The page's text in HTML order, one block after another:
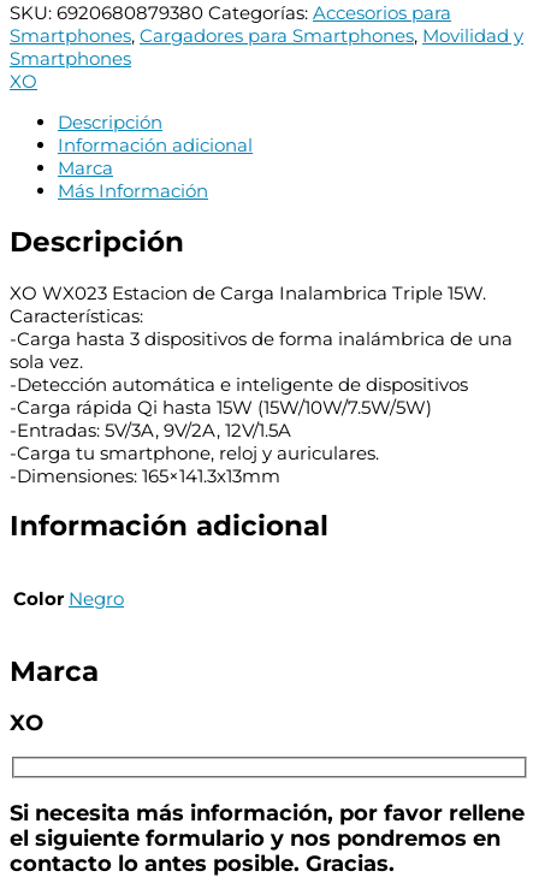
SKU: 6920680879380 Categorías: Accesorios para
Smartphones, Cargadores para Smartphones, Movilidad y
Smartphones
XO
Descripción
Información adicional
Marca
Más Información
Descripción
XO WX023 Estacion de Carga Inalambrica Triple 15W.
Características:
-Carga hasta 3 dispositivos de forma inalámbrica de una
sola vez.
-Detección automática e inteligente de dispositivos
-Carga rápida Qi hasta 15W (15W/10W/7.5W/5W)
-Entradas: 5V/3A, 9V/2A, 12V/1.5A
-Carga tu smartphone, reloj y auriculares.
-Dimensiones: 165×141.3x13mm
Información adicional
Color Negro
Marca
XO
Si necesita más información, por favor rellene
el siguiente formulario y nos pondremos en
contacto lo antes posible. Gracias.